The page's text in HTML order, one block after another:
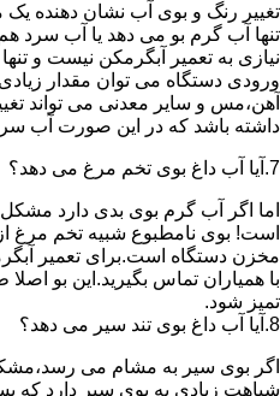
تغییر رنگ و بوی آب نشان دهنده
تنها آب گرم بو می دهد یا آب سرد
نیازی به تعمیر آبگرمکن نیست و
ورودی دستگاه می توان مقدار
آهن،مس و سایر معدنی می تواند
داشته باشد که در این صورت آب
7.آیا آب داغ بوی تخم مرغ می دهد؟
اما اگر آب گرم بوی بدی دارد
است! بوی نامطبوع شبیه تخم مرغ
مخزن دستگاه است.برای تعمیر
با همیاران تماس بگیرید.این بو
تمیز شود.
8.آیا آب داغ بوی تند سیر می دهد؟
اگر بوی سیر به مشام می
شباهت زیادی به بوی سیر دارد که